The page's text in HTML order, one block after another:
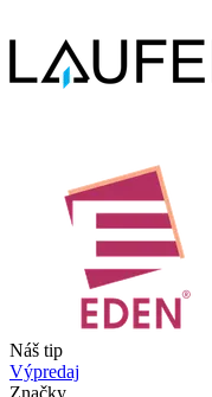
Náš tip
Výpredaj
Značky